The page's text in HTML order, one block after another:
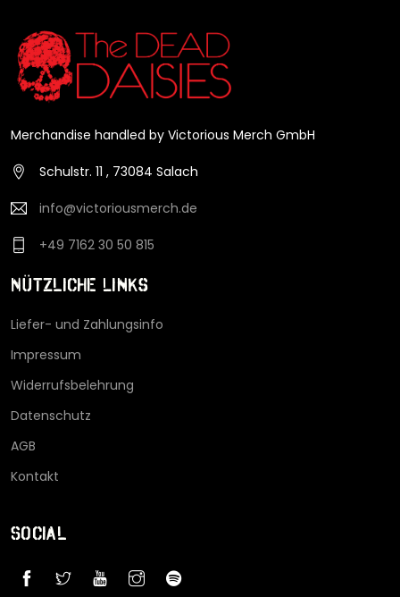
Merchandise handled by Victorious Merch GmbH
Schulstr. 11 , 73084 Salach
info@victoriousmerch.de
+49 7162 30 50 815
Nützliche Links
Liefer- und Zahlungsinfo
Impressum
Widerrufsbelehrung
Datenschutz
AGB
Kontakt
Social